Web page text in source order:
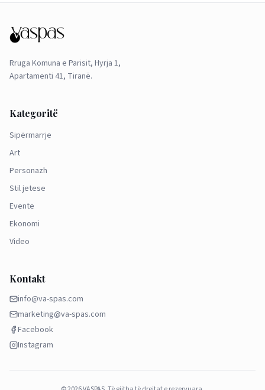
Rruga Komuna e Parisit, Hyrja 1,
Apartamenti 41, Tiranë.
Kategoritë
Sipërmarrje
Art
Personazh
Stil jetese
Evente
Ekonomi
Video
Kontakt
info@va-spas.com
marketing@va-spas.com
Facebook
Instagram